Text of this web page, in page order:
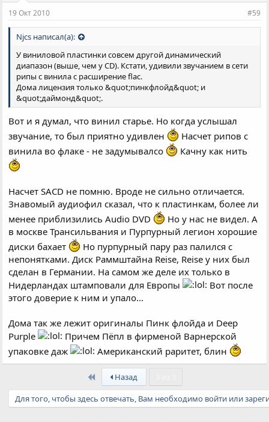
19 Окт 2010 #59
Njcs написал(а):
У виниловой пластинки совсем другой динамический
диапазон (выше, чем у CD). Кстати, удивили звучанием в сети
рипы с винила с расширение flac.
Дома лицензия только &quot;пинкфлойд&quot; и
&quot;даймонд&quot;.
Вот и я думал, что винил старье. Но когда услышал
звучание, то был приятно удивлен
Насчет рипов с
винила во флаке - не задумывалсо
Качну как нить
Насчет SACD не помню. Вроде не сильно отличается.
Знавомый аудиофил сказал, что к пластинкам, более ли
менее приблизились Audio DVD
Но у нас не видел. А
в москве Трансильвания и Пурпурный легион хорошие
диски бахает
Но пурпурный пару раз палился с
непонятками. Диск Раммштайна Reise, Reise у них был
сделан в Германии. На самом же деле их только в
Нидерландах штамповали для Европы
Вот после
этого доверие к ним и упало...
Дома так же лежит оригиналы Пинк флойда и Deep
Purple
Причем Пёпл в фирменой Варнерской
упаковке даж
Американский раритет, блин
First Назад
Для того, чтобы здесь отвечать, Вам необходимо войти или